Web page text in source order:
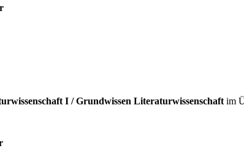
I / Grundwissen Literaturwissenschaft im